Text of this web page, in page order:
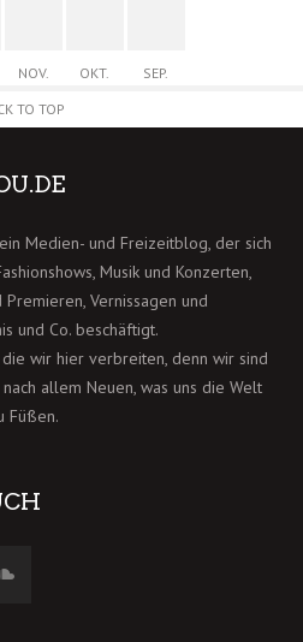
NOV. OKT.
SEP.
TO TOP
ein Medien- und Freizeitblog, der sich
Musik und Konzerten,
Vernissagen und
und Co. beschäftigt.
wir hier verbreiten, denn wir sind
allem Neuen, was uns die Welt
Füßen.